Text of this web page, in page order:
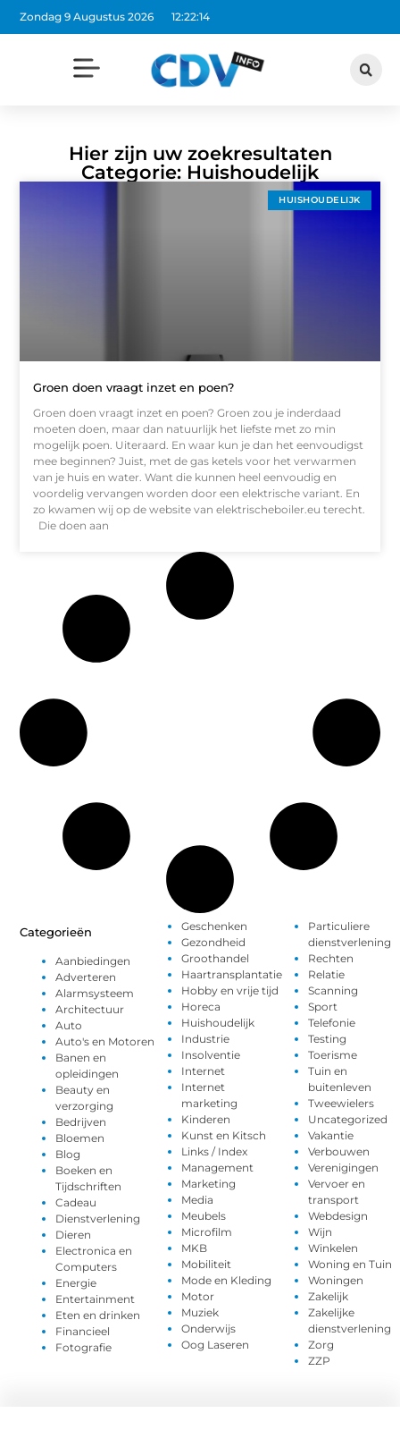
Zondag 9 Augustus 2026 12:22:14
Hier zijn uw zoekresultaten
Categorie: Huishoudelijk
HUISHOUDELIJK
Groen doen vraagt inzet en poen?
Groen doen vraagt inzet en poen? Groen zou je inderdaad
moeten doen, maar dan natuurlijk het liefste met zo min
mogelijk poen. Uiteraard. En waar kun je dan het eenvoudigst
mee beginnen? Juist, met de gas ketels voor het verwarmen
van je huis en water. Want die kunnen heel eenvoudig en
voordelig vervangen worden door een elektrische variant. En
zo kwamen wij op de website van elektrischeboiler.eu terecht.
Die doen aan
Categorieën
Aanbiedingen
Adverteren
Alarmsysteem
Architectuur
Auto
Auto's en Motoren
Banen en
opleidingen
Beauty en
verzorging
Bedrijven
Bloemen
Blog
Boeken en
Tijdschriften
Cadeau
Dienstverlening
Dieren
Electronica en
Computers
Energie
Entertainment
Eten en drinken
Financieel
Fotografie
Geschenken
Gezondheid
Groothandel
Haartransplantatie
Hobby en vrije tijd
Horeca
Huishoudelijk
Industrie
Insolventie
Internet
Internet
marketing
Kinderen
Kunst en Kitsch
Links / Index
Management
Marketing
Media
Meubels
Microfilm
MKB
Mobiliteit
Mode en Kleding
Motor
Muziek
Onderwijs
Oog Laseren
Particuliere
dienstverlening
Rechten
Relatie
Scanning
Sport
Telefonie
Testing
Toerisme
Tuin en
buitenleven
Tweewielers
Uncategorized
Vakantie
Verbouwen
Verenigingen
Vervoer en
transport
Webdesign
Wijn
Winkelen
Woning en Tuin
Woningen
Zakelijk
Zakelijke
dienstverlening
Zorg
ZZP